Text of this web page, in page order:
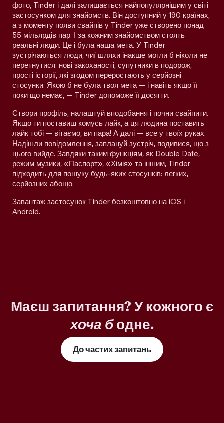
фото, Tinder і далі залишається найпопулярнішим у світі
застосунком для знайомств. Він доступний у 190 країнах,
а з моменту появи свайпів у Tinder уже створено понад
55 мільярдів пар. І за кожним знайомством стоять
реальні люди. Це і була наша мета. У Tinder
зустрічаються люди, чиї шляхи інакше могли б ніколи не
перетнутися: нові закоханості, супутники в подорож,
прості історії, які згодом переростають у серйозні
стосунки. Якою б не була твоя мета — і навіть якщо її
поки що немає, — Tinder допоможе її досягти.
Створи профіль, налаштуй вподобання і почни свайпити.
Якщо ти поставиш комусь лайк, а ця людина поставить
лайк тобі — вітаємо, ви пара! А далі — все у твоїх руках.
Надішли повідомлення, заплануй зустріч, подивися, що з
цього вийде. Завдяки таким функціям, як Double Date,
режим музики, «Паспорт», «Хімія» та іншим, Tinder
підходить для пошуку будь-яких стосунків: легких,
серйозних абощо.
Завантаж застосунок Tinder безкоштовно на iOS і
Android.
Маєш запитання? У кожного є
хоча бодне.
До частих запитань